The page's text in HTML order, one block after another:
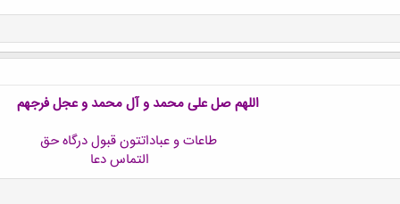
اللهم صل علی محمد و آل محمد و عجل فرجهم
طاعات و عباداتتون قبول درگاه حق
التماس دعا